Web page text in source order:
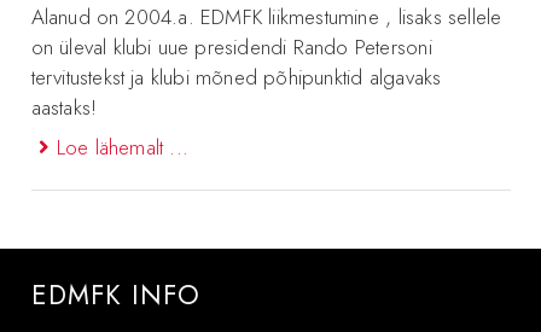
Alanud on 2004.a. EDMFK liikmestumine , lisaks sellele
on üleval klubi uue presidendi Rando Petersoni
tervitustekst ja klubi mõned põhipunktid algavaks
aastaks!
Loe lähemalt ...
EDMFK INFO